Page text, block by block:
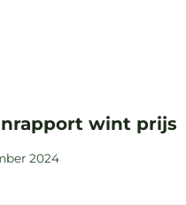
wint prijs
2024